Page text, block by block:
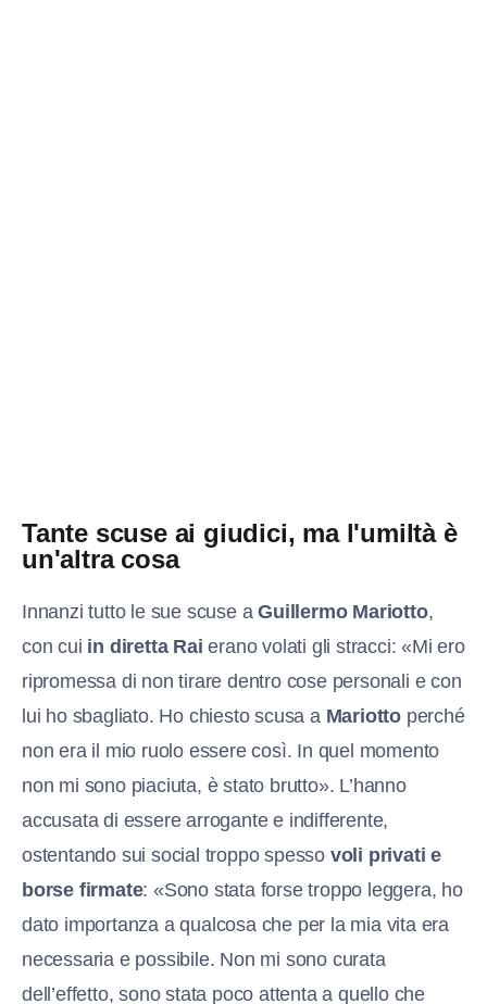
Tante scuse ai giudici, ma l'umiltà è
un'altra cosa
Innanzi tutto le sue scuse aGuillermo Mariotto,
con cui in diretta Rai erano volati gli stracci: «Mi ero
ripromessa di non tirare dentro cose personali e con
lui ho sbagliato. Ho chiesto scusa a Mariotto perché
non era il mio ruolo essere così. In quel momento
non mi sono piaciuta, è stato brutto». L’hanno
accusata di essere arrogante e indifferente,
ostentando sui social troppo spesso voli privati e
borse firmate: «Sono stata forse troppo leggera, ho
dato importanza a qualcosa che per la mia vita era
necessaria e possibile. Non mi sono curata
dell’effetto, sono stata poco attenta a quello che